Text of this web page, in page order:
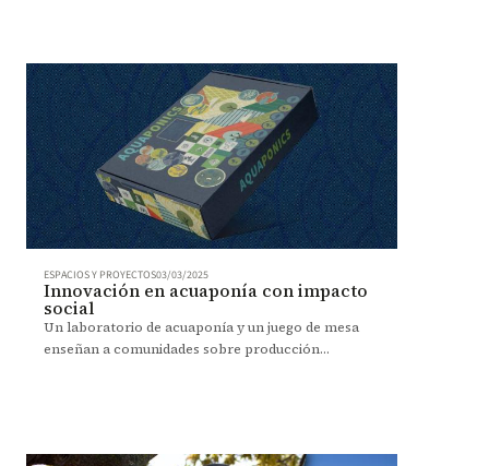
ESPACIOS Y PROYECTOS03/03/2025
Innovación en acuaponía con impacto
social
Un laboratorio de acuaponía y un juego de mesa
enseñan a comunidades sobre producción